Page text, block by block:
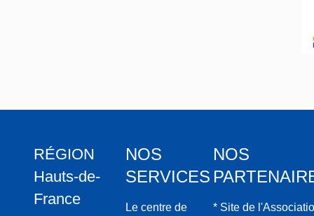
RÉGION
Hauts-de-
France
NOS
SERVICES
Le centre de
NOS
* Site de